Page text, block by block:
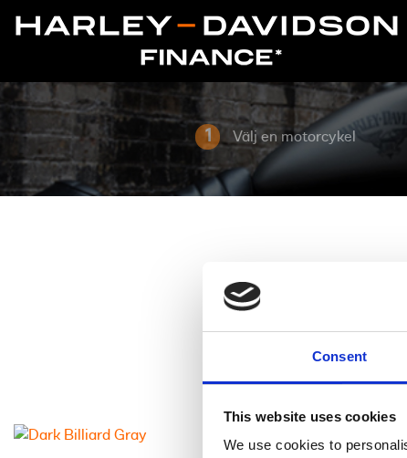
Consent
This website uses cookies
We use cookies to
1 Välj en motorcykel